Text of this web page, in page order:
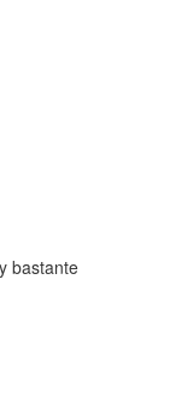
bastante